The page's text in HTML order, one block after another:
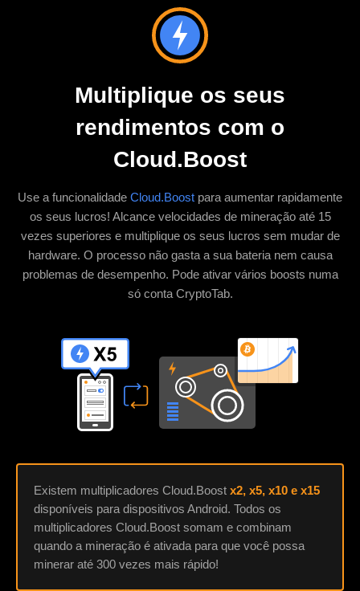
Multiplique os seus
rendimentos com o
Cloud.Boost
Use a funcionalidade Cloud.Boost para aumentar rapidamente
os seus lucros! Alcance velocidades de mineração até 15
vezes superiores e multiplique os seus lucros sem mudar de
hardware. O processo não gasta a sua bateria nem causa
problemas de desempenho. Pode ativar vários boosts numa
só conta CryptoTab.
Existem multiplicadores Cloud.Boost x2, x5, x10 e x15
disponíveis para dispositivos Android. Todos os
multiplicadores Cloud.Boost somam e combinam
quando a mineração é ativada para que você possa
minerar até 300 vezes mais rápido!